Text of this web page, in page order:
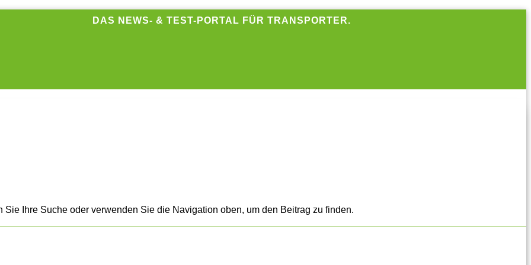
DAS NEWS- & TEST-PORTAL FÜR TRANSPORTER.
Ihre Suche oder verwenden Sie die Navigation oben, um den Beitrag zu finden.